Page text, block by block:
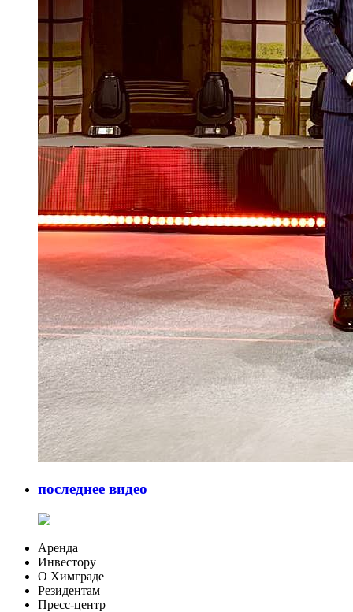
последнее видео
Аренда
Инвестору
О Химграде
Резидентам
Пресс-центр